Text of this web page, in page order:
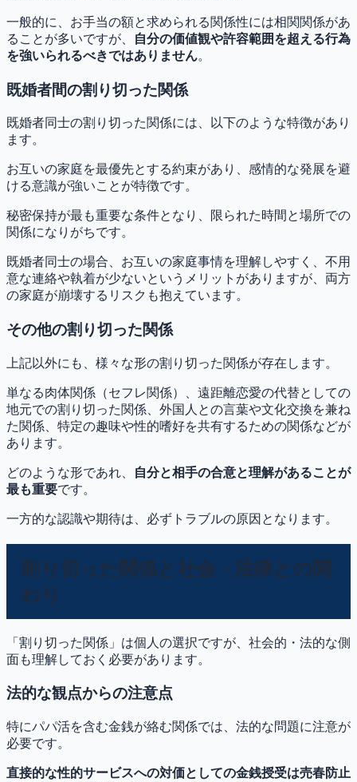
一般的に、お手当の額と求められる関係性には相関関係があ
ることが多いですが、
自分の価値観や許容範囲を超える行為
を強いられるべきではありません。
既婚者間の割り切った関係
既婚者同士の割り切った関係には、以下のような特徴があり
ます。
お互いの家庭を最優先とする約束があり、感情的な発展を避
ける意識が強いことが特徴です。
秘密保持が最も重要な条件となり、限られた時間と場所での
関係になりがちです。
既婚者同士の場合、お互いの家庭事情を理解しやすく、不用
意な連絡や執着が少ないというメリットがありますが、両方
の家庭が崩壊するリスクも抱えています。
その他の割り切った関係
上記以外にも、様々な形の割り切った関係が存在します。
単なる肉体関係（セフレ関係）、遠距離恋愛の代替としての
地元での割り切った関係、外国人との言葉や文化交換を兼ね
た関係、特定の趣味や性的嗜好を共有するための関係などが
あります。
どのような形であれ、
自分と相手の合意と理解があることが
最も重要です。
一方的な認識や期待は、必ずトラブルの原因となります。
割り切った関係と社会・法律との関
わり
「割り切った関係」は個人の選択ですが、社会的・法的な側
面も理解しておく必要があります。
法的な観点からの注意点
特にパパ活を含む金銭が絡む関係では、法的な問題に注意が
必要です。
直接的な性的サービスへの対価としての金銭授受は売春防止